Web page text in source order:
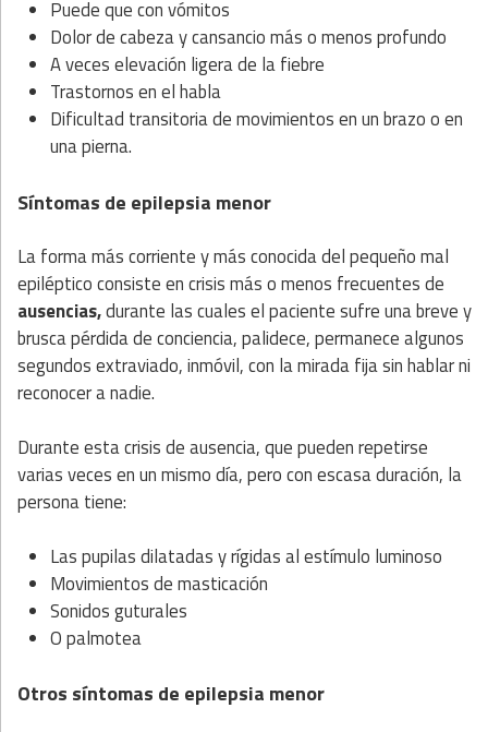
Puede que con vómitos
Dolor de cabeza y cansancio más o menos profundo
A veces elevación ligera de la fiebre
Trastornos en el habla
Dificultad transitoria de movimientos en un brazo o en
una pierna.
Síntomas de epilepsia menor
La forma más corriente y más conocida del pequeño mal
epiléptico consiste en crisis más o menos frecuentes de
ausencias,durante las cuales el paciente sufre una breve y
brusca pérdida de conciencia, palidece, permanece algunos
segundos extraviado, inmóvil, con la mirada fija sin hablar ni
reconocer a nadie.
Durante esta crisis de ausencia, que pueden repetirse
varias veces en un mismo día, pero con escasa duración, la
persona tiene:
Las pupilas dilatadas y rígidas al estímulo luminoso
Movimientos de masticación
Sonidos guturales
O palmotea
Otros síntomas de epilepsia menor